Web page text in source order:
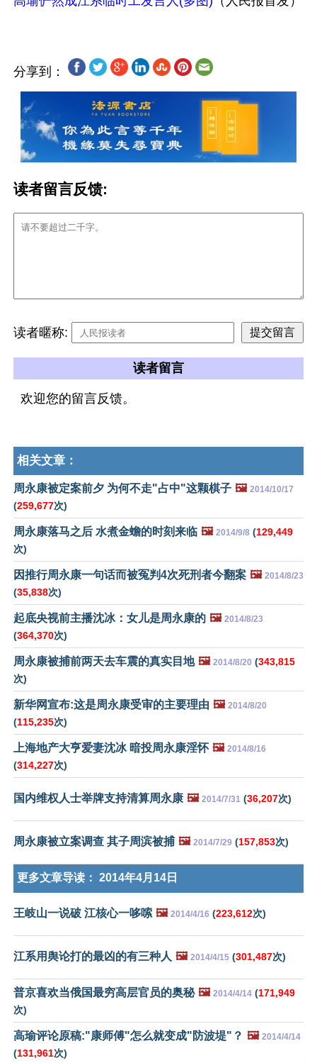
分享到：
读者留言反馈:
读者暱称:
读者留言
欢迎您的留言反馈。
相关文章：
周永康被定案前夕 为何不走"占中"这颗棋子 🖼️ 2014/10/17
(259,677次)
周永康落马之后 水煮金蟾的时刻来临 🖼️ 2014/9/8 (129,449
次)
因推行周永康一句话而被冤判4次死刑者今翻案 🖼️ 2014/8/23
(35,838次)
起底央视前主播沈冰：女儿是周永康的 🖼️ 2014/8/23
(364,370次)
周永康被捕前两天去车震的真实目地 🖼️ 2014/8/20 (343,815
次)
新华网宣布:这是周永康受审的主要理由 🖼️ 2014/8/20
(115,235次)
上海地产大亨爱妻沈冰 暗投周永康淫怀 🖼️ 2014/8/16
(314,227次)
国内维权人士举牌支持清算周永康 🖼️ 2014/7/31 (36,207次)
周永康被立案调查 其子周滨被捕 🖼️ 2014/7/29 (157,853次)
更多文章导读： 2014年4月14日
王岐山一说破 江核心一哆嗦 🖼️ 2014/4/16 (223,612次)
江系用舆论打的最凶的有三种人 🖼️ 2014/4/15 (301,487次)
普京喜欢当俄国最穷高层官员的奥秘 🖼️ 2014/4/14 (171,949
次)
高瑜评论原稿:"康师傅"怎么就变成"防波堤"？ 🖼️ 2014/4/14
(131,961次)